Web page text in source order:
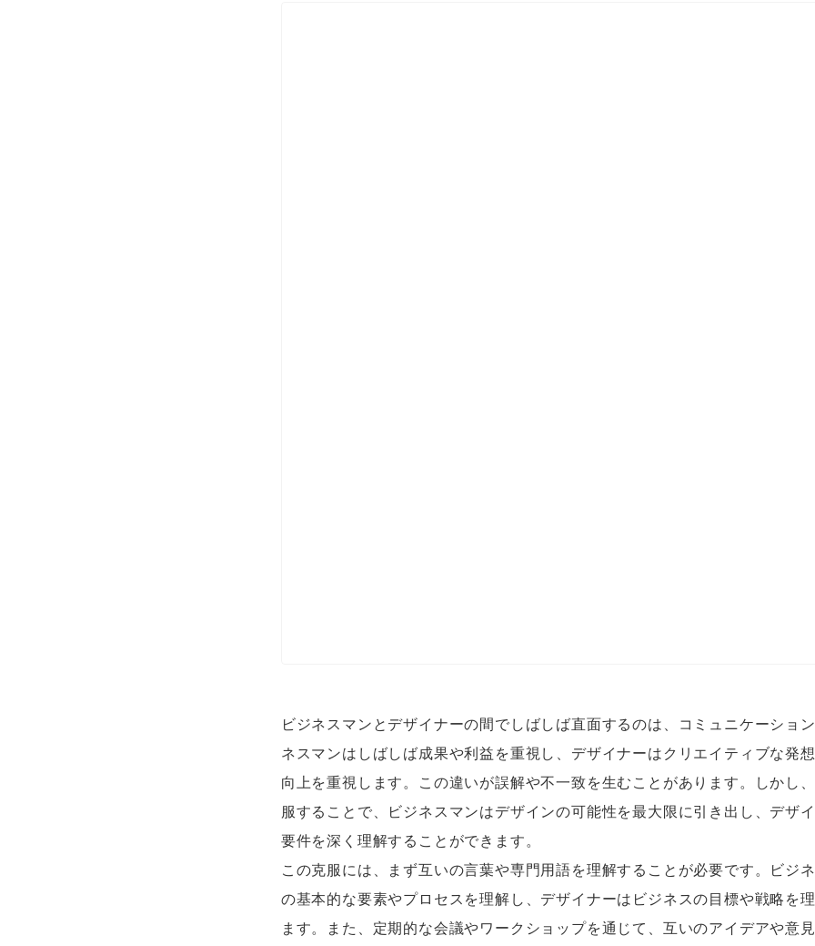
ビジネスマンとデザイナーの間でしばしば直面するのは、コミュニケーショ
ネスマンはしばしば成果や利益を重視し、デザイナーはクリエイティブな発
向上を重視します。この違いが誤解や不一致を生むことがあります。しかし
服することで、ビジネスマンはデザインの可能性を最大限に引き出し、デザ
要件を深く理解することができます。
この克服には、まず互いの言葉や専門用語を理解することが必要です。ビジ
の基本的な要素やプロセスを理解し、デザイナーはビジネスの目標や戦略を
ます。また、定期的な会議やワークショップを通じて、互いのアイデアや意